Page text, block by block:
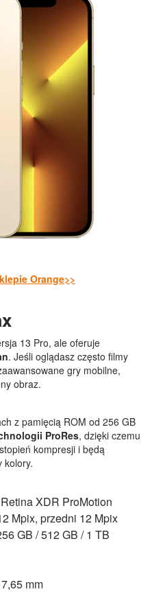
Orange>>
13 Pro, ale oferuje
. Jeśli oglądasz często filmy
gry mobilne,
obraz.
z pamięcią ROM od 256 GB
ProRes, dzięki czemu
kompresji i będą
kolory.
XDR ProMotion
Mpix, przedni 12 Mpix
GB / 512 GB / 1 TB
mm